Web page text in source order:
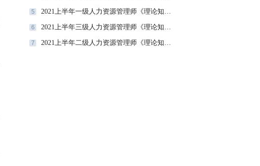
5 2021上半年一级人力资源管理师《理论知识》模拟卷(二)
6 2021上半年三级人力资源管理师《理论知识》模拟卷(一)
7 2021上半年二级人力资源管理师《理论知识》模拟卷(一)